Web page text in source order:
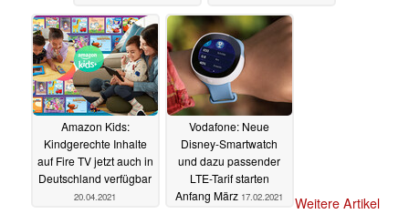
Prozent reduziert
15.11.2021
Amazon Kids:
Kindgerechte Inhalte
auf Fire TV jetzt auch in
Deutschland verfügbar
20.04.2021
Vodafone: Neue
Disney-Smartwatch
und dazu passender
LTE-Tarif starten
Anfang März 17.02.2021
Weitere Artikel